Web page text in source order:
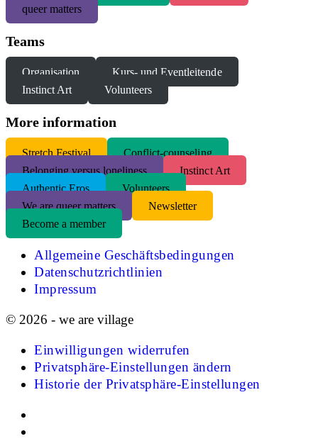
queer matters
Teams
Organisation
Kurs- und Eventleitende
Instinct Art
Volunteers
More information
Stretch Festival
Conflict-counseling
Belonging versus loneliness
Instinct Art
Authentic Eros
Volunteers
We are queer matters
Newsletter
Become a member
Allgemeine Geschäftsbedingungen
Datenschutzrichtlinien
Impressum
© 2026 - we are village
Einwilligungen widerrufen
Privatsphäre-Einstellungen ändern
Historie der Privatsphäre-Einstellungen